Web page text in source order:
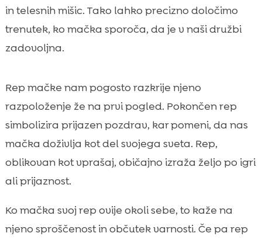
in telesnih mišic. Tako lahko precizno določimo
trenutek, ko mačka sporoča, da je v naši družbi
zadovoljna.
Rep mačke nam pogosto razkrije njeno
razpoloženje že na prvi pogled. Pokončen rep
simbolizira prijazen pozdrav, kar pomeni, da nas
mačka doživlja kot del svojega sveta. Rep,
oblikovan kot vprašaj, običajno izraža željo po igri
ali prijaznost.
Ko mačka svoj rep ovije okoli sebe, to kaže na
njeno sproščenost in občutek varnosti. Če pa rep